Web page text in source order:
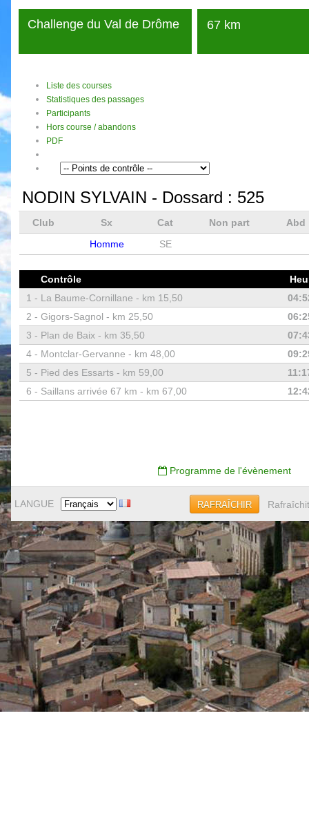
Challenge du Val de Drôme 67 km
Liste des courses
Statistiques des passages
Participants
Hors course / abandons
PDF
NODIN SYLVAIN - Dossard : 525
Club Sx Cat Non part
Abd
Homme
SE
Contrôle
1 - La Baume-Cornillane - km 15,50
2 - Gigors-Sagnol - km 25,50
3 - Plan de Baix - km 35,50
4 - Montclar-Gervanne - km 48,00
5 - Pied des Essarts - km 59,00
6 - Saillans arrivée 67 km - km 67,00
Programme de l'évènement
LANGUE RAFRAÎCHIR